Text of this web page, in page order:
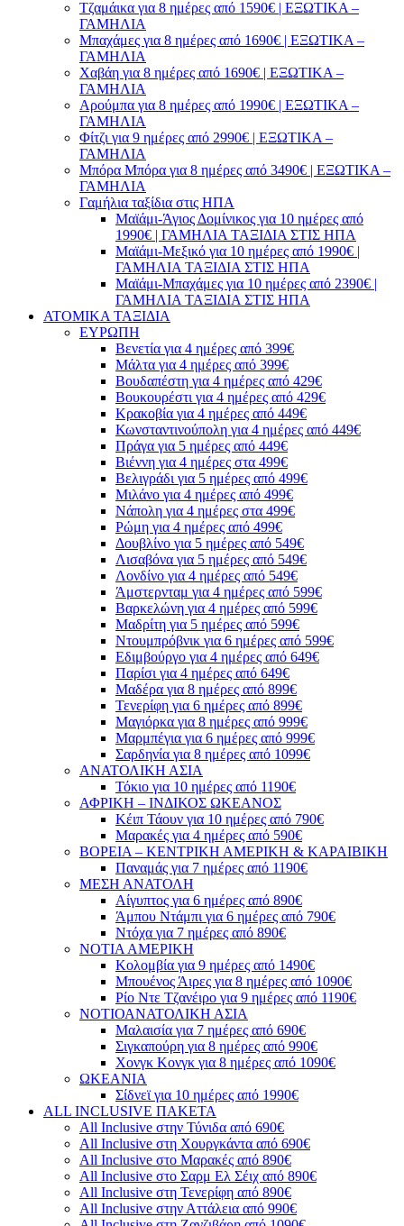
Τζαμάικα για 8 ημέρες από 1590€ | ΕΞΩΤΙΚΑ –
ΓΑΜΗΛΙΑ
Μπαχάμες για 8 ημέρες από 1690€ | ΕΞΩΤΙΚΑ –
ΓΑΜΗΛΙΑ
Χαβάη για 8 ημέρες από 1690€ | ΕΞΩΤΙΚΑ –
ΓΑΜΗΛΙΑ
Αρούμπα για 8 ημέρες από 1990€ | ΕΞΩΤΙΚΑ –
ΓΑΜΗΛΙΑ
Φίτζι για 9 ημέρες από 2990€ | ΕΞΩΤΙΚΑ –
ΓΑΜΗΛΙΑ
Μπόρα Μπόρα για 8 ημέρες από 3490€ | ΕΞΩΤΙΚΑ –
ΓΑΜΗΛΙΑ
Γαμήλια ταξίδια στις ΗΠΑ
Μαϊάμι-Άγιος Δομίνικος για 10 ημέρες από
1990€ | ΓΑΜΗΛΙΑ ΤΑΞΙΔΙΑ ΣΤΙΣ ΗΠΑ
Μαϊάμι-Μεξικό για 10 ημέρες από 1990€ |
ΓΑΜΗΛΙΑ ΤΑΞΙΔΙΑ ΣΤΙΣ ΗΠΑ
Μαϊάμι-Μπαχάμες για 10 ημέρες από 2390€ |
ΓΑΜΗΛΙΑ ΤΑΞΙΔΙΑ ΣΤΙΣ ΗΠΑ
ΑΤΟΜΙΚΑ ΤΑΞΙΔΙΑ
ΕΥΡΩΠΗ
Βενετία για 4 ημέρες από 399€
Μάλτα για 4 ημέρες από 399€
Βουδαπέστη για 4 ημέρες από 429€
Βουκουρέστι για 4 ημέρες από 429€
Κρακοβία για 4 ημέρες από 449€
Κωνσταντινούπολη για 4 ημέρες από 449€
Πράγα για 5 ημέρες από 449€
Βιέννη για 4 ημέρες στα 499€
Βελιγράδι για 5 ημέρες από 499€
Μιλάνο για 4 ημέρες από 499€
Νάπολη για 4 ημέρες στα 499€
Ρώμη για 4 ημέρες από 499€
Δουβλίνο για 5 ημέρες από 549€
Λισαβόνα για 5 ημέρες από 549€
Λονδίνο για 4 ημέρες από 549€
Άμστερνταμ για 4 ημέρες από 599€
Βαρκελώνη για 4 ημέρες από 599€
Μαδρίτη για 5 ημέρες από 599€
Ντουμπρόβνικ για 6 ημέρες από 599€
Εδιμβούργο για 4 ημέρες από 649€
Παρίσι για 4 ημέρες από 649€
Μαδέρα για 8 ημέρες από 899€
Τενερίφη για 6 ημέρες από 899€
Μαγιόρκα για 8 ημέρες από 999€
Μαρμπέγια για 6 ημέρες από 999€
Σαρδηνία για 8 ημέρες από 1099€
ΑΝΑΤΟΛΙΚΗ ΑΣΙΑ
Τόκιο για 10 ημέρες από 1190€
ΑΦΡΙΚΗ – ΙΝΔΙΚΟΣ ΩΚΕΑΝΟΣ
Κέιπ Τάουν για 10 ημέρες από 790€
Μαρακές για 4 ημέρες από 590€
ΒΟΡΕΙΑ – ΚΕΝΤΡΙΚΗ ΑΜΕΡΙΚΗ & ΚΑΡΑΙΒΙΚΗ
Παναμάς για 7 ημέρες από 1190€
ΜΕΣΗ ΑΝΑΤΟΛΗ
Αίγυπτος για 6 ημέρες από 890€
Άμπου Ντάμπι για 6 ημέρες από 790€
Ντόχα για 7 ημέρες από 890€
ΝΟΤΙΑ ΑΜΕΡΙΚΗ
Κολομβία για 9 ημέρες από 1490€
Μπουένος Άιρες για 8 ημέρες από 1090€
Ρίο Ντε Τζανέιρο για 9 ημέρες από 1190€
ΝΟΤΙΟΑΝΑΤΟΛΙΚΗ ΑΣΙΑ
Μαλαισία για 7 ημέρες από 690€
Σιγκαπούρη για 8 ημέρες από 990€
Χονγκ Κονγκ για 8 ημέρες από 1090€
ΩΚΕΑΝΙΑ
Σίδνεϊ για 10 ημέρες από 1990€
ALL INCLUSIVE ΠΑΚΕΤΑ
All Inclusive στην Τύνιδα από 690€
All Inclusive στη Χουργκάντα από 690€
All Inclusive στο Μαρακές από 890€
All Inclusive στο Σαρμ Ελ Σέιχ από 890€
All Inclusive στη Τενερίφη από 890€
All Inclusive στην Αττάλεια από 990€